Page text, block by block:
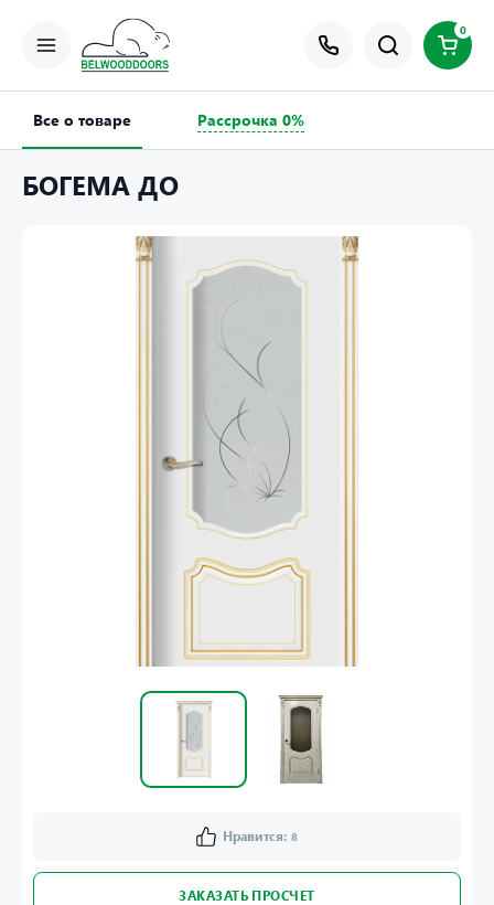
0
Все о товаре Рассрочка 0%
БОГЕМА ДО
Нравится: 8
ЗАКАЗАТЬ ПРОСЧЕТ